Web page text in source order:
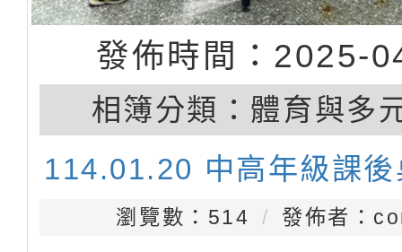
發佈時間：2025-
相簿分類： 體育與多
114.01.20 中高年級課
瀏覽數：514 發佈者：